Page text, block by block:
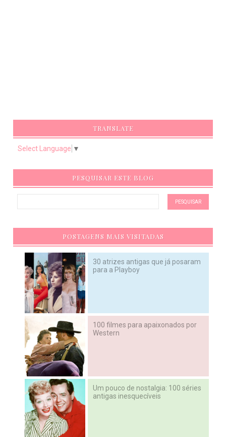
TRANSLATE
Select Language ▼
PESQUISAR ESTE BLOG
POSTAGENS MAIS VISITADAS
30 atrizes antigas que já posaram
para a Playboy
100 filmes para apaixonados por
Western
Um pouco de nostalgia: 100 séries
antigas inesquecíveis